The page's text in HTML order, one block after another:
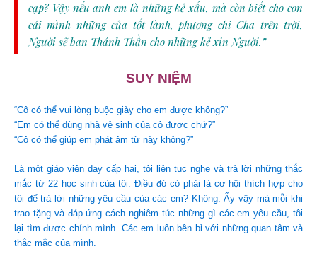
cạp? Vậy nếu anh em là những kẻ xấu, mà còn biết cho con
cái mình những của tốt lành, phương chi Cha trên trời,
Người sẽ ban Thánh Thần cho những kẻ xin Người.”
SUY NIỆM
“Cô có thể vui lòng buộc giày cho em được không?”
“Em có thể dùng nhà vệ sinh của cô được chứ?”
“Cô có thể giúp em phát âm từ này không?”
Là một giáo viên dạy cấp hai, tôi liên tục nghe và trả lời những thắc
mắc từ 22 học sinh của tôi. Điều đó có phải là cơ hội thích hợp cho
tôi để trả lời những yêu cầu của các em? Không. Ấy vậy mà mỗi khi
trao tặng và đáp ứng cách nghiêm túc những gì các em yêu cầu, tôi
lại tìm được chính mình. Các em luôn bền bỉ với những quan tâm và
thắc mắc của mình.